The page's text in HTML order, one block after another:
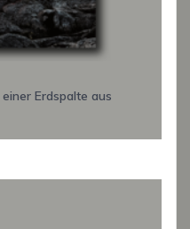
Erdspalte aus